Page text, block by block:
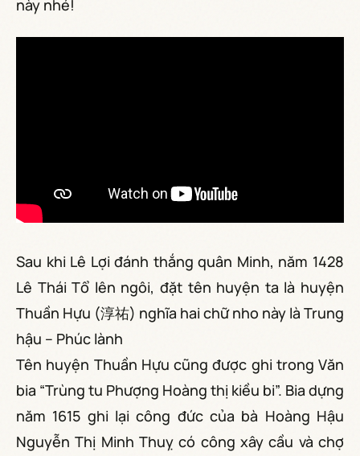
này nhé!
Sau khi Lê Lợi đánh thắng quân Minh, năm 1428
Lê Thái Tổ lên ngôi, đặt tên huyện ta là huyện
Thuần Hựu (淳祐) nghĩa hai chữ nho này là Trung
hậu – Phúc lành
Tên huyện Thuần Hựu cũng được ghi trong Văn
bia “Trùng tu Phượng Hoàng thị kiều bi”. Bia dựng
năm 1615 ghi lại công đức của bà Hoàng Hậu
Nguyễn Thị Minh Thuỵ có công xây cầu và chợ